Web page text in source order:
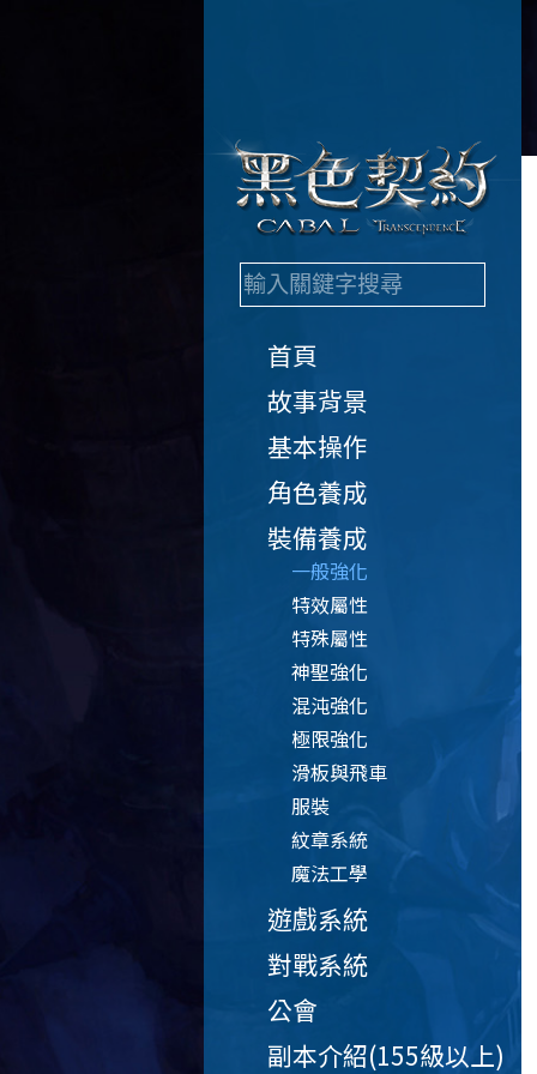
首頁
故事背景
基本操作
角色養成
裝備養成
一般強化
特效屬性
特殊屬性
神聖強化
混沌強化
極限強化
滑板與飛車
服裝
紋章系統
魔法工學
遊戲系統
對戰系統
公會
副本介紹(155級以上)